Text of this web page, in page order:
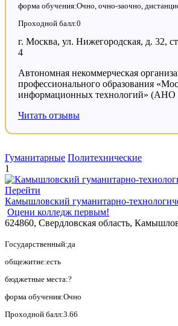
форма обучения:Очно, очно-заочно,
Проходной балл:0
г. Москва, ул. Нижегородская, д. 32,
4
Автономная некоммерческая
профессионального образования
информационных технологий»
Читать отзывы
Гуманитарные Политехнические
1
Перейти
Камышловский гуманитарно-
Оцени колледж первым!
624860, Свердловская область,
Государственный:да
общежитие:есть
бюджетные места:?
форма обучения:Очно
Проходной балл:3.66